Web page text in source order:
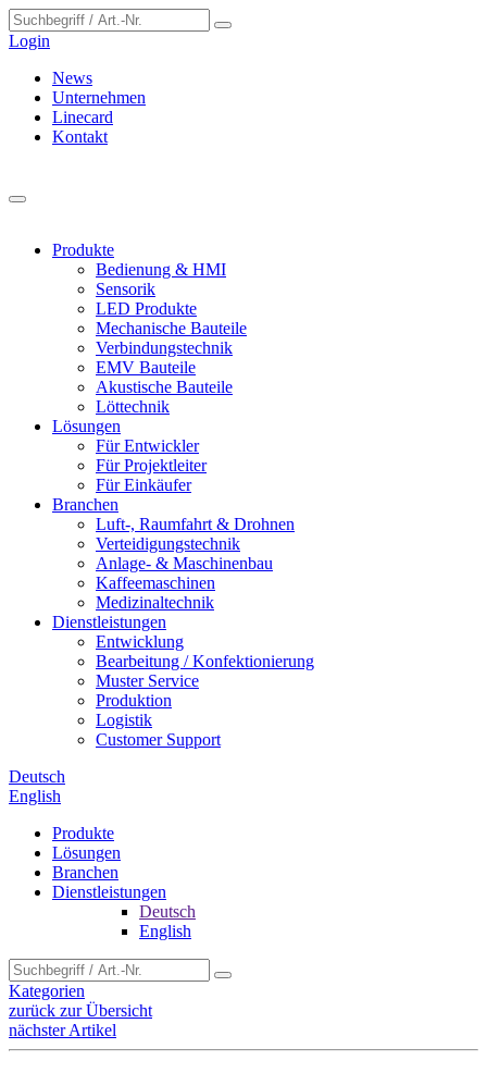
Login
News
Unternehmen
Linecard
Kontakt
Produkte
Bedienung & HMI
Sensorik
LED Produkte
Mechanische Bauteile
Verbindungstechnik
EMV Bauteile
Akustische Bauteile
Löttechnik
Lösungen
Für Entwickler
Für Projektleiter
Für Einkäufer
Branchen
Luft-, Raumfahrt & Drohnen
Verteidigungstechnik
Anlage- & Maschinenbau
Kaffeemaschinen
Medizinaltechnik
Dienstleistungen
Entwicklung
Bearbeitung / Konfektionierung
Muster Service
Produktion
Logistik
Customer Support
Deutsch
English
Produkte
Lösungen
Branchen
Dienstleistungen
Deutsch
English
Kategorien
zurück zur Übersicht
nächster Artikel
Cookie-Einstellungen